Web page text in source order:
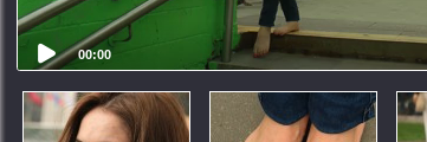
00:00